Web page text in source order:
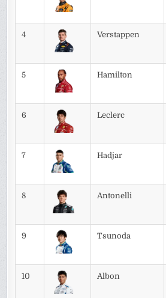
4 Verstappen
5 Hamilton
6 Leclerc
7 Hadjar
8 Antonelli
9 Tsunoda
10 Albon